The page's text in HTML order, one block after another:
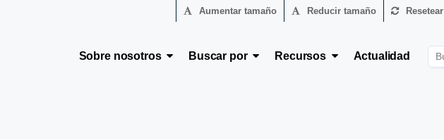
Aumentar tamaño Reducir tamaño Resetear
Sobre nosotros Buscar por Recursos Actualidad